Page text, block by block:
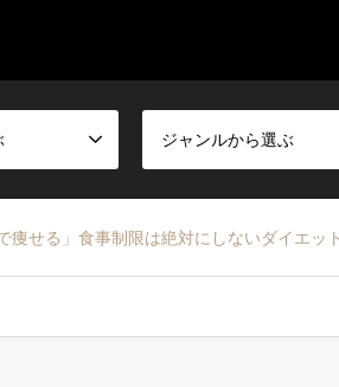
ジャンルから選ぶ
痩せる」食事制限は絶対にしないダイエット